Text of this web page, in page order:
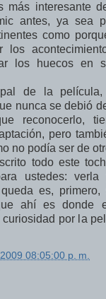
más interesante
antes, ya sea
como
los
los huecos en
de la
nunca se debió
reconocerlo,
pero
no podía ser de
todo este
ustedes: verla
es,
ahí es donde
por la
08:05:00 p. m.